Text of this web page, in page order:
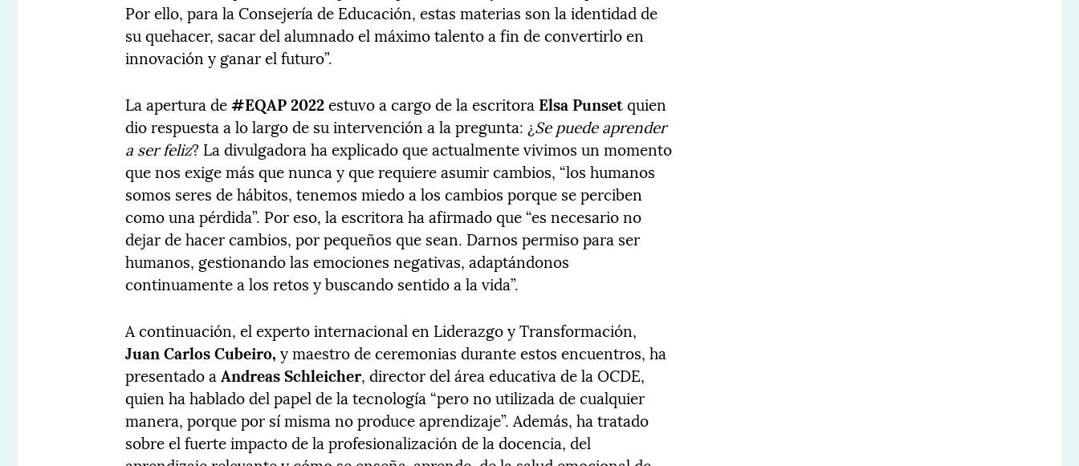
Por ello, para la Consejería de Educación, estas materias son la identidad de
su quehacer, sacar del alumnado el máximo talento a fin de convertirlo en
innovación y ganar el futuro”.
La apertura de#EQAP 2022estuvo a cargo de la escritora Elsa Punsetquien
dio respuesta a lo largo de su intervención a la pregunta: ¿Se puede aprender
a ser feliz? La divulgadora ha explicado que actualmente vivimos un momento
que nos exige más que nunca y que requiere asumir cambios, “los humanos
somos seres de hábitos, tenemos miedo a los cambios porque se perciben
como una pérdida”. Por eso, la escritora ha afirmado que “es necesario no
dejar de hacer cambios, por pequeños que sean. Darnos permiso para ser
humanos, gestionando las emociones negativas, adaptándonos
continuamente a los retos y buscando sentido a la vida”.
A continuación, el experto internacional en Liderazgo y Transformación,
Juan Carlos Cubeiro,y maestro de ceremonias durante estos encuentros, ha
presentado aAndreas Schleicher, director del área educativa de la OCDE,
quien ha hablado del papel de la tecnología “pero no utilizada de cualquier
manera, porque por sí misma no produce aprendizaje”. Además, ha tratado
sobre el fuerte impacto de la profesionalización de la docencia, del